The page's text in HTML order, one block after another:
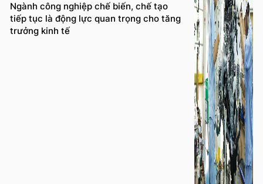
Ngành công nghiệp chế biến, chế tạo
tiếp tục là động lực quan trọng cho tăng
trưởng kinh tế